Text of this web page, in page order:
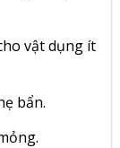
vật dụng ít
bẩn.